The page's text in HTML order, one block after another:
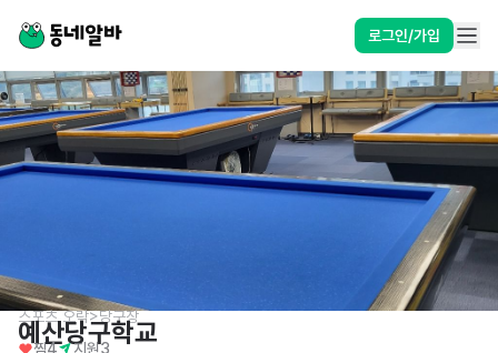
로그인/가입
스포츠,오락>당구장
예산당구학교
찜4 지원3